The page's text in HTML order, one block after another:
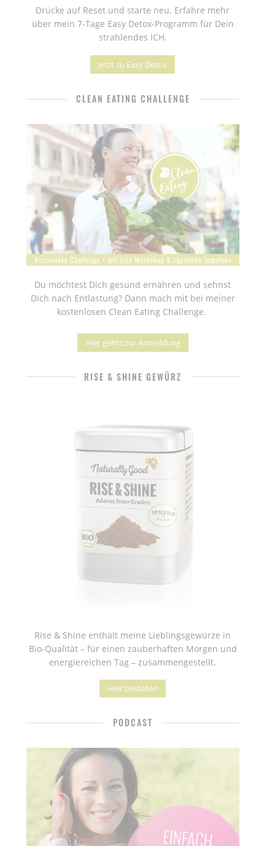
Drücke auf Reset und starte neu. Erfahre mehr
über mein 7-Tage Easy Detox-Programm für Dein
strahlendes ICH.
Jetzt zu Easy Detox
CLEAN EATING CHALLENGE
Du möchtest Dich gesund ernähren und sehnst
Dich nach Entlastung? Dann mach mit bei meiner
kostenlosen Clean Eating Challenge.
Hier gehts zur Anmeldung
RISE & SHINE GEWÜRZ
Rise & Shine enthält meine Lieblingsgewürze in
Bio-Qualität – für einen zauberhaften Morgen und
energiereichen Tag – zusammengestellt.
Hier bestellen
PODCAST